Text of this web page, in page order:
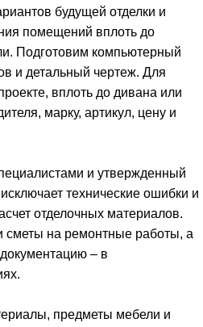
будущей отделки и
помещений вплоть до
Подготовим компьютерный
и детальный чертеж. Для
вплоть до дивана или
марку, артикул, цену и
и утвержденный
технические ошибки и
отделочных материалов.
сметы на ремонтные работы, а
– в
предметы мебели и